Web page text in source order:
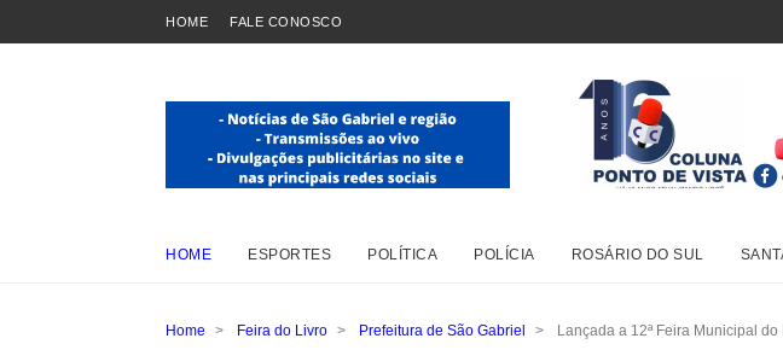
HOME FALE CONOSCO
HOME ESPORTES POLÍTICA POLÍCIA ROSÁRIO DO SUL
Home > Feira do Livro > Prefeitura de São Gabriel > Lançada a 12ª Feira Municipal do